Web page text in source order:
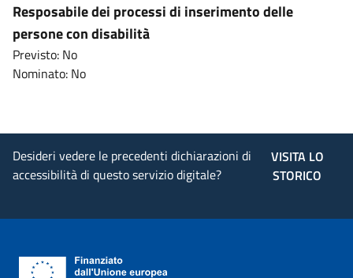
Resposabile dei processi di inserimento delle
persone con disabilità
Previsto: No
Nominato: No
Desideri vedere le precedenti dichiarazioni di
accessibilità di questo servizio digitale?
VISITA LO
STORICO